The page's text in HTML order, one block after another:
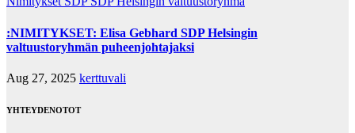
:NIMITYKSET: Elisa Gebhard SDP Helsingin
valtuustoryhmän puheenjohtajaksi
Aug 27, 2025 kerttuvali
YHTEYDENOTOT